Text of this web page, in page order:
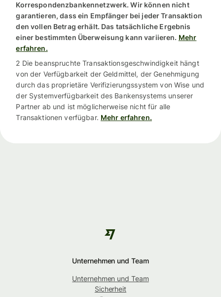
Korrespondenzbankennetzwerk. Wir können nicht
garantieren, dass ein Empfänger bei jeder Transaktion
den vollen Betrag erhält. Das tatsächliche Ergebnis
einer bestimmten Überweisung kann variieren. Mehr
erfahren.
2 Die beanspruchte Transaktionsgeschwindigkeit hängt
von der Verfügbarkeit der Geldmittel, der Genehmigung
durch das proprietäre Verifizierungssystem von Wise und
der Systemverfügbarkeit des Bankensystems unserer
Partner ab und ist möglicherweise nicht für alle
Transaktionen verfügbar. Mehr erfahren.
Unternehmen und Team
Unternehmen und Team
Sicherheit